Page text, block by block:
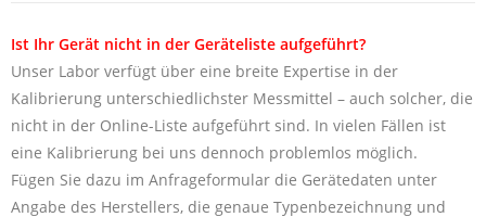
Ist Ihr Gerät nicht in der Geräteliste aufgeführt?
Unser Labor verfügt über eine breite Expertise in der
Kalibrierung unterschiedlichster Messmittel – auch solcher, die
nicht in der Online-Liste aufgeführt sind. In vielen Fällen ist
eine Kalibrierung bei uns dennoch problemlos möglich.
Fügen Sie dazu im Anfrageformular die Gerätedaten unter
Angabe des Herstellers, die genaue Typenbezeichnung und